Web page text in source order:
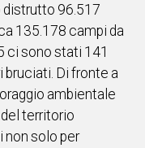
distrutto 96.517
135.178 campi da
ci sono stati 141
Di fronte a
ambientale
territorio
solo per